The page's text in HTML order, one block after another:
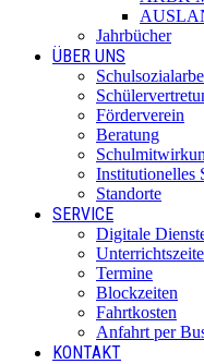
Jahrbücher
ÜBER UNS
Förderverein
Beratung
Institutionelles
Standorte
SERVICE
Digitale
Termine
Blockzeiten
Fahrtkosten
Anfahrt per
KONTAKT